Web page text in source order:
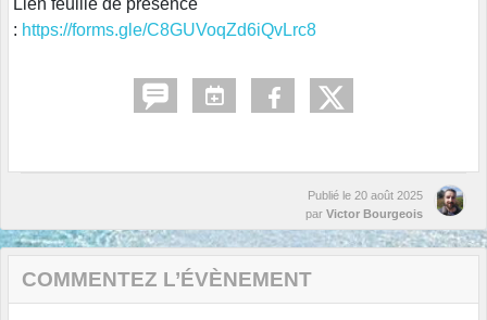
Lien feuille de présence
: https://forms.gle/C8GUVoqZd6iQvLrc8
Publié le 20 août 2025
par Victor Bourgeois
COMMENTEZ L’ÉVÈNEMENT